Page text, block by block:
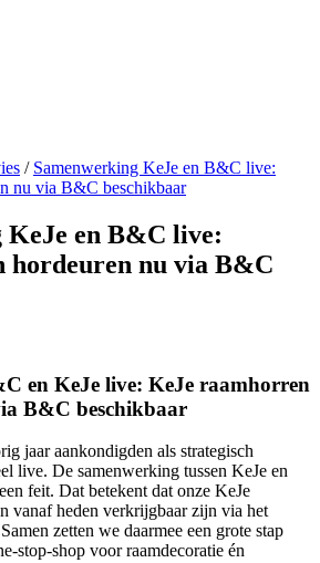
/ Samenwerking KeJe en B&C live:
nu via B&C beschikbaar
KeJe en B&C live:
hordeuren nu via B&C
en KeJe live: KeJe raamhorren
B&C beschikbaar
jaar aankondigden als strategisch
live. De samenwerking tussen KeJe en
feit. Dat betekent dat onze KeJe
vanaf heden verkrijgbaar zijn via het
zetten we daarmee een grote stap
stop-shop voor raamdecoratie én